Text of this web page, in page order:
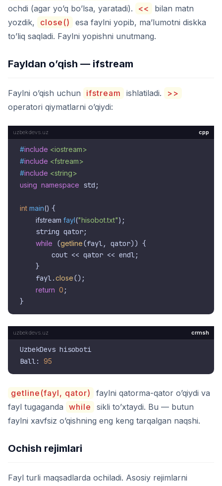
ochdi (agar yo’q bo’lsa, yaratadi).
<<
bilan matn
yozdik,
close()
esa faylni yopib, ma’lumotni diskka
to’liq saqladi. Faylni yopishni unutmang.
Fayldan o’qish — ifstream
Faylni o’qish uchun ifstream ishlatiladi.
>>
operatori qiymatlarni o’qiydi:
cpp
#include <iostream>
#include <fstream>
#include <string>
using namespace std;
int main() {
ifstream fayl("hisobot.txt") ;
    string qator;
while (getline(fayl, qator)) {
        cout << qator << endl;
    }
    fayl.
close();
return 0 ;
crmsh
UzbekDevs hisoboti
Ball: 95
getline(fayl, qator)
faylni qatorma-qator o’qiydi va
fayl tugaganda while
sikli to’xtaydi. Bu — butun
faylni xavfsiz o’qishning eng keng tarqalgan naqshi.
Ochish rejimlari
Fayl turli maqsadlarda ochiladi. Asosiy rejimlarni